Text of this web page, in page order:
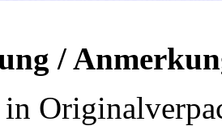
/
in